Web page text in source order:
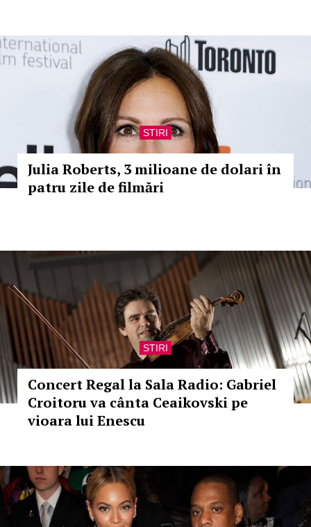
STIRI
Julia Roberts, 3 milioane de dolari în
patru zile de filmări
STIRI
Concert Regal la Sala Radio: Gabriel
Croitoru va cânta Ceaikovski pe
vioara lui Enescu